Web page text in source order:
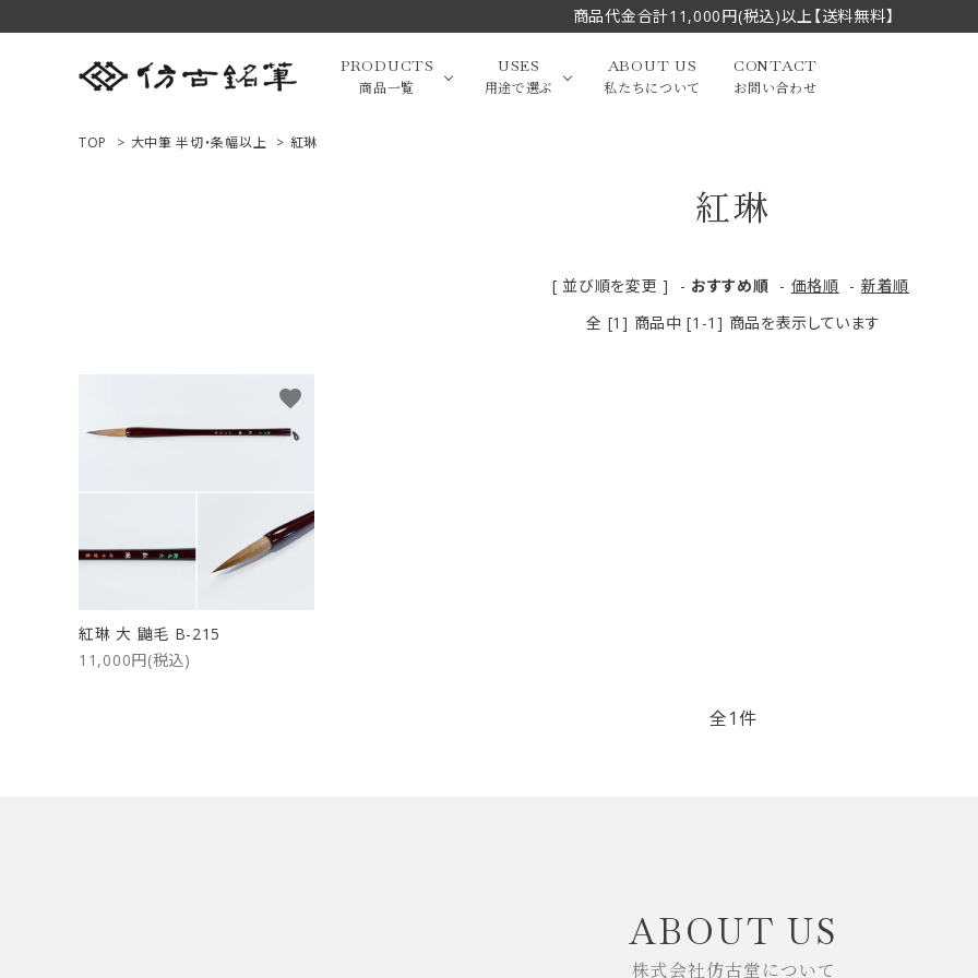
商品代金合計11,000円(税込)以上【送料無料】
PRODUCTS
商品一覧
大中筆（半切・条幅以
小筆
限定品・セット品
USES
用途で選ぶ
漢字
写経・御朱印 画筆・絵てがみ
贈り物（限定セット） 洗浄剤・その他
ABOUT US
私たちについて
CONTACT
お問い合わせ
用途で選ぶ
特定商取引法について
TOP > 大中筆 半切・条幅以上 > 紅琳
紅琳
[ 並び順を変更 ] - おすすめ順 - 価格順 - 新着順
全 [1] 商品中 [1-1] 商品を表示しています
紅琳 大 鼬毛 B-215
11,000円(税込)
favorite
全1件
ABOUT US
株式会社仿古堂について